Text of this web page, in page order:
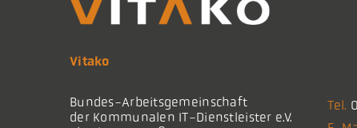
Vitako
Bundes-Arbeitsgemeinschaft
der Kommunalen IT-Dienstleister e.V.
Tel.